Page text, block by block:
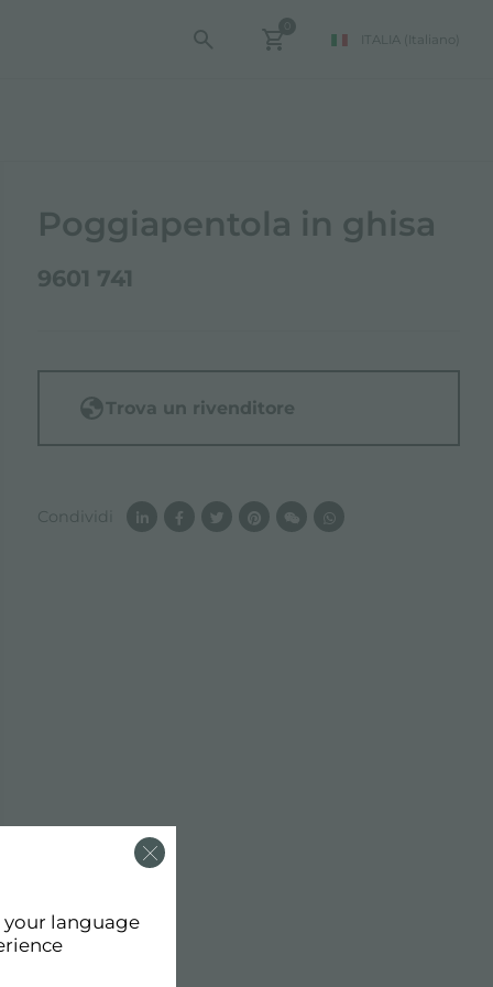
ITALIA (Italiano)
Poggiapentola in ghisa
9601 741
Trova un rivenditore
Condividi
your language